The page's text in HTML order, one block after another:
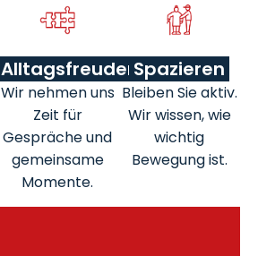
Alltagsfreuden
Wir nehmen uns
Zeit für
Gespräche und
gemeinsame
Momente.
Spazieren
Bleiben Sie aktiv.
Wir wissen, wie
wichtig
Bewegung ist.